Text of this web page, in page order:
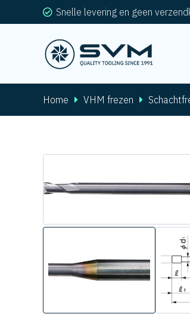
Snelle levering en geen
Home VHM frezen